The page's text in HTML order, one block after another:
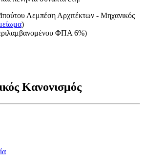
Λεμπέση Αρχιτέκτων - Μηχανικός
)
ΦΠΑ 6%)
Κανονισμός